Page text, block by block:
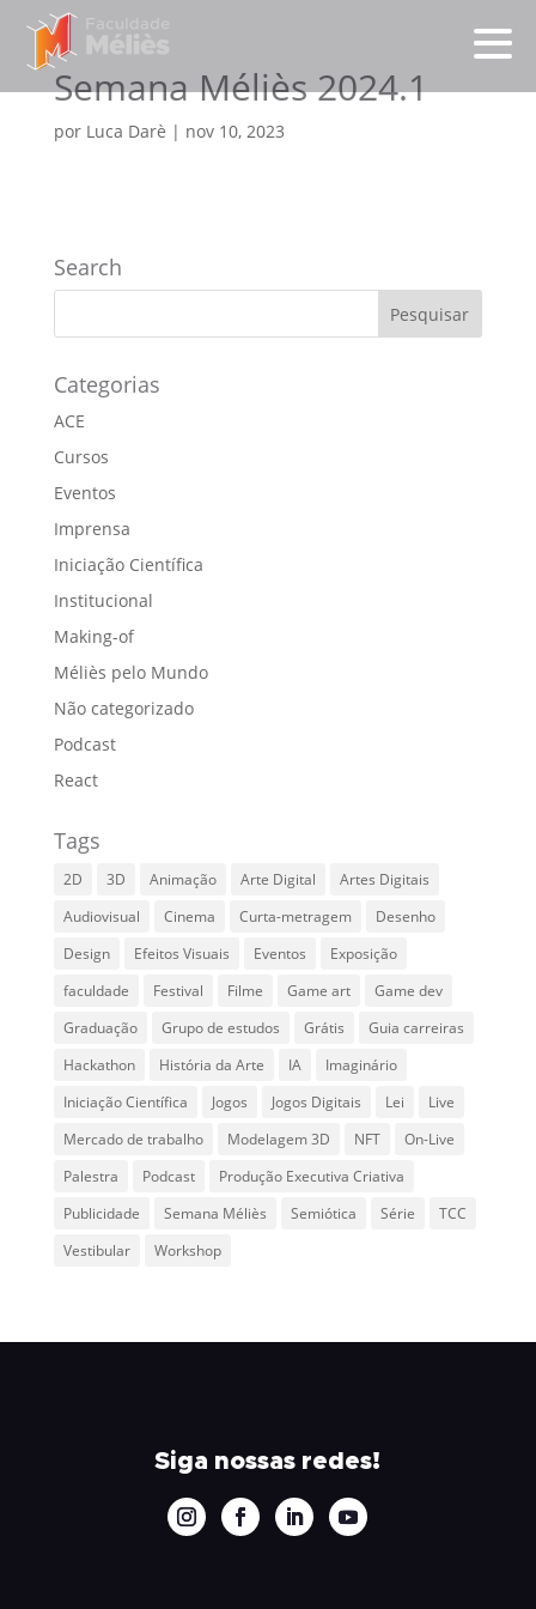
Semana Méliès 2024.1
por Luca Darè | nov 10, 2023
Search
Categorias
ACE
Cursos
Eventos
Imprensa
Iniciação Científica
Institucional
Making-of
Méliès pelo Mundo
Não categorizado
Podcast
React
Tags
2D 3D Animação Arte Digital
Artes Digitais
Audiovisual
Cinema Curta-metragem
Desenho
Design
Efeitos Visuais Eventos
Exposição
faculdade
Festival Filme Game art
Game dev
Graduação
Grupo de estudos Grátis
Guia carreiras
Hackathon
História da Arte IA
Imaginário
Iniciação Científica
Jogos Jogos Digitais Lei
Live
Mercado de trabalho
Modelagem 3D NFT
On-Live
Palestra
Podcast
Produção Executiva Criativa
Publicidade
Semana Méliès Semiótica Série
TCC
Vestibular
Workshop
Siga nossas redes!